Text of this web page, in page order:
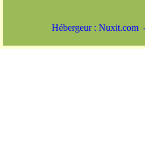
Hébergeur :